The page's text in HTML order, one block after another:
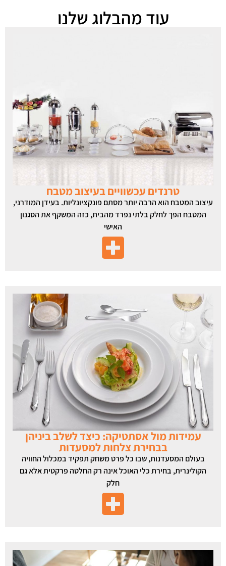
עוד מהבלוג שלנו
טרנדים עכשוויים בעיצוב מטבח
המטבח הוא הרבה יותר מסתם פונקציונליות. בעידן המודרני,
המטבח הפך לחלק בלתי נפרד מהבית, כזה המשקף את הסגנון
האישי
עמידות מול אסתטיקה: כיצד לשלב ביניהן
בבחירת צלחות למסעדות
בעולם המסעדנות, שבו כל פרט משחק תפקיד במכלול החוויה
הקולינרית, בחירת כלי האוכל אינה רק החלטה פרקטית אלא גם